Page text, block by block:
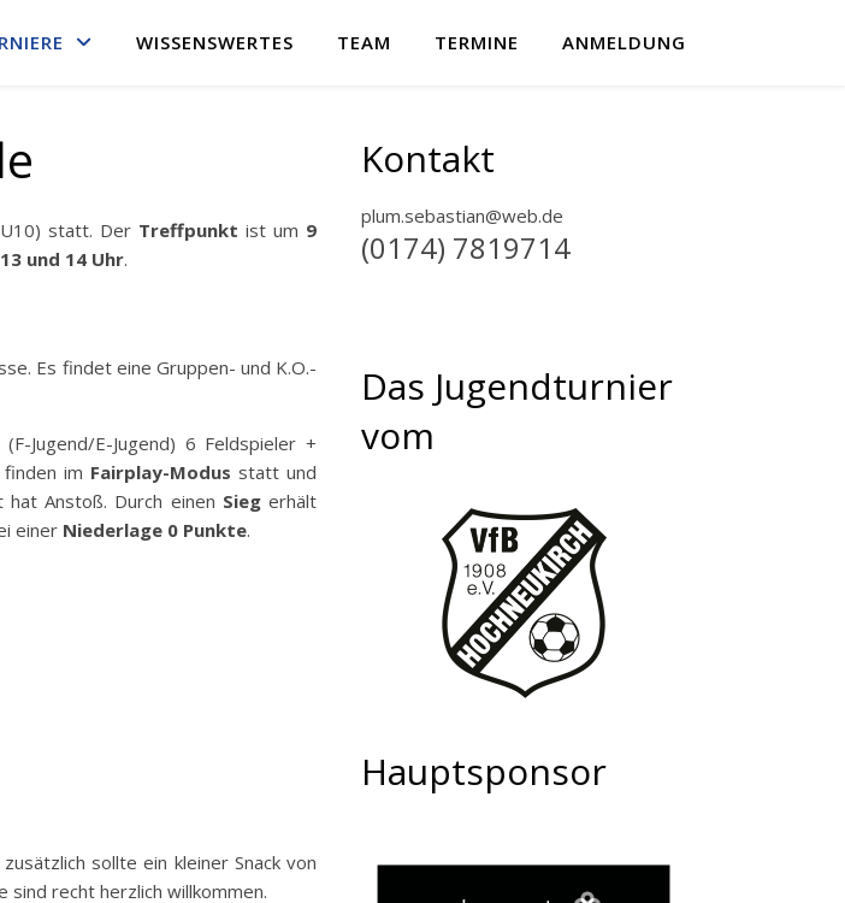
WISSENSWERTES TEAM TERMINE ANMELDUNG
statt. Der Treffpunkt ist um 9
13 und 14 Uhr.
Es findet eine Gruppen- und K.O.-
Jugend/E-Jugend) 6 Feldspieler +
im Fairplay-Modus statt und
Anstoß. Durch einen Siegerhält
einer Niederlage 0 Punkte.
sollte ein kleiner Snack von
recht herzlich willkommen.
Kontakt
plum.sebastian@web.de
(0174) 7819714
Das Jugendturnier
vom
Hauptsponsor